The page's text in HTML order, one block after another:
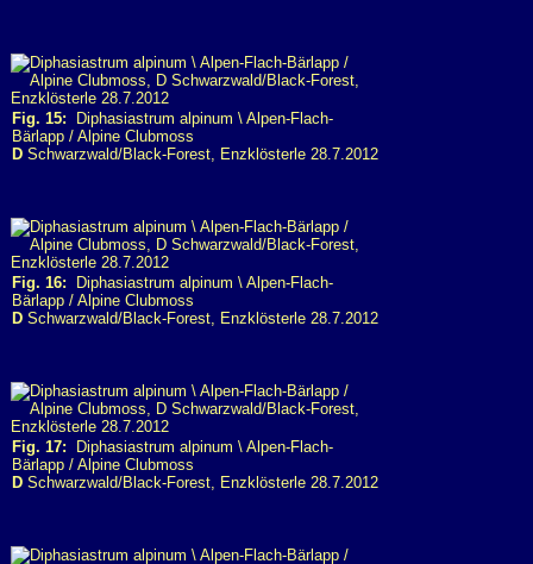
Fig. 15: Diphasiastrum alpinum \ Alpen-Flach-
Bärlapp / Alpine Clubmoss
D Schwarzwald/Black-Forest, Enzklösterle 28.7.2012
Fig. 16: Diphasiastrum alpinum \ Alpen-Flach-
Bärlapp / Alpine Clubmoss
D Schwarzwald/Black-Forest, Enzklösterle 28.7.2012
Fig. 17: Diphasiastrum alpinum \ Alpen-Flach-
Bärlapp / Alpine Clubmoss
D Schwarzwald/Black-Forest, Enzklösterle 28.7.2012